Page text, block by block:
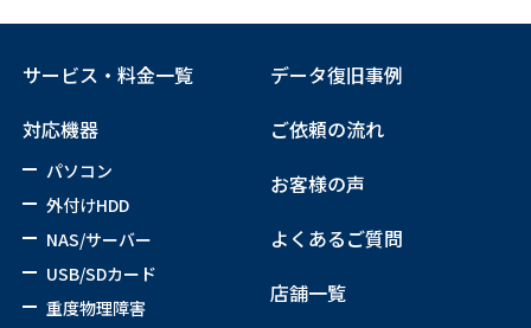
サービス・料金一覧
対応機器
パソコン
外付けHDD
NAS/サーバー
USB/SDカード
重度物理障害
データ復旧事例
ご依頼の流れ
お客様の声
よくあるご質問
店舗一覧